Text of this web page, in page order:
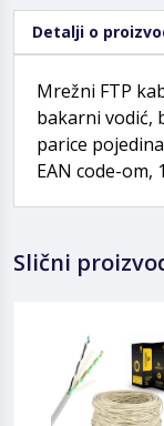
Detalji o
Mrežni FTP
bakarni vodić,
parice
EAN code-om,
Slični